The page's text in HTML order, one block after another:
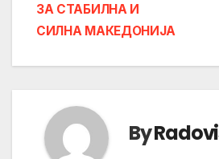
ЗА СТАБИЛНА И
СИЛНА МАКЕДОНИЈА
By